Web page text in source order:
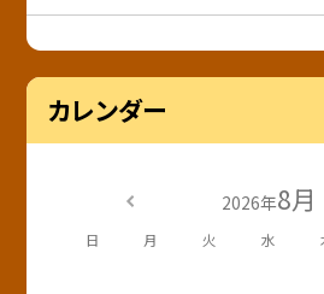
カレンダー
2026年8月
日 月 火 水